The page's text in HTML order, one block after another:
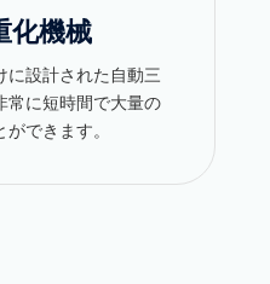
化機械
に設計された自動三
常に短時間で大量の
できます。